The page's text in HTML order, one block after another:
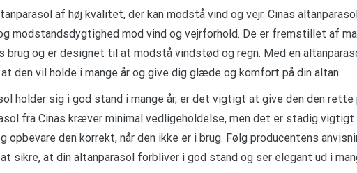
af høj kvalitet, der kan modstå vind og vejr. Cinas
modstandsdygtighed mod vind og vejrforhold. De er fremstillet af
brug og er designet til at modstå vindstød og regn. Med en
den vil holde i mange år og give dig glæde og komfort på din altan.
holder sig i god stand i mange år, er det vigtigt at give den den rette
fra Cinas kræver minimal vedligeholdelse, men det er stadig vigtigt
den korrekt, når den ikke er i brug. Følg producentens
sikre, at din altanparasol forbliver i god stand og ser elegant ud i